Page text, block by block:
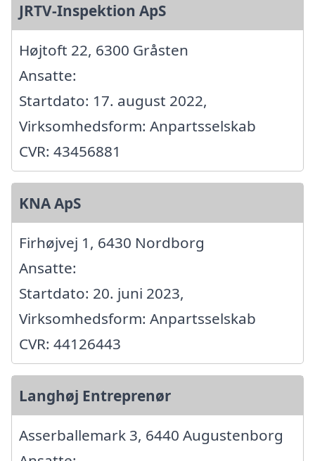
JRTV-Inspektion ApS
Højtoft 22, 6300 Gråsten
Ansatte:
Startdato: 17. august 2022,
Virksomhedsform: Anpartsselskab
CVR: 43456881
KNA ApS
Firhøjvej 1, 6430 Nordborg
Ansatte:
Startdato: 20. juni 2023,
Virksomhedsform: Anpartsselskab
CVR: 44126443
Langhøj Entreprenør
Asserballemark 3, 6440 Augustenborg